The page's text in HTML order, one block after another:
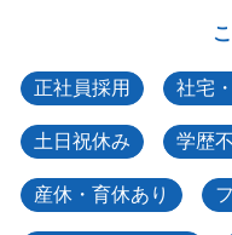
正社員採用 社宅
土日祝休み 学歴
産休・育休あり